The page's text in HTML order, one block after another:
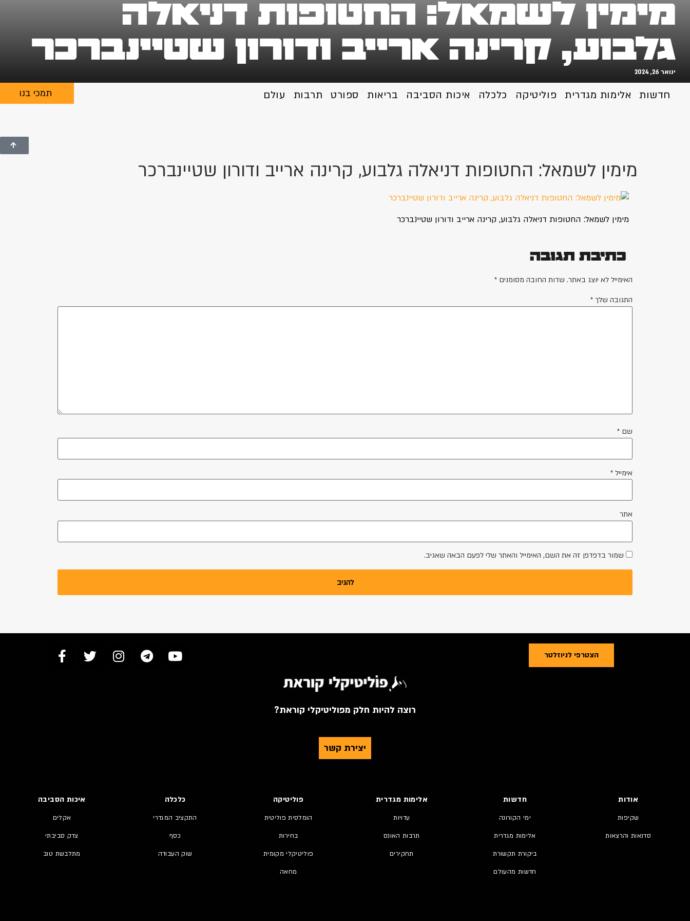
מימין לשמאל: החטופות דניאלה
גלבוע, קרינה ארייב ודורון שטיינברכר
ינואר 26, 2024
חדשות אלימות מגדרית פוליטיקה כלכלה איכות הסביבה בריאות ספורט תרבות עולם תמכי בנו
מימין לשמאל: החטופות דניאלה גלבוע, קרינה ארייב ודורון שטיינברכר
מימין לשמאל: החטופות דניאלה גלבוע, קרינה ארייב ודורון שטיינברכר
כתיבת תגובה
האימייל לא יוצג באתר. שדות החובה מסומנים *
התגובה שלך *
שם *
אימייל *
אתר
שמור בדפדפן זה את השם, האימייל והאתר שלי לפעם הבאה שאגיב.
הצטרפי לניוזלטר
רוצה להיות חלק מפוליטיקלי קוראת?
יצירת קשר
אודות
שקיפות
סדנאות והרצאות
חדשות
ימי הקורונה
אלימות מגדרית
ביקורת תקשורת
חדשות מהעולם
אלימות מגדרית
עדויות
תרבות האונס
תחקירים
פוליטיקה
הומלסית פוליטית
בחירות
פוליטיקלי מקומית
מחאה
כלכלה
התקציב המגדרי
כסף
שוק העבודה
איכות הסביבה
אקלים
צדק סביבתי
מתלבשת טוב